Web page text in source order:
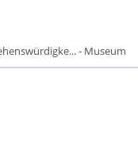
- Museum